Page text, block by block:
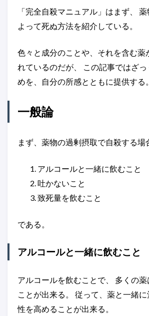
「完全自殺マニュアル」はまず、
よって死ぬ方法を紹介している。
色々と成分のことや、それを含む薬
れているのだが、 この記事ではざっ
めを、自分の所感とともに提供する。
一般論
まず、薬物の過剰摂取で自殺する場
アルコールと一緒に飲むこと
吐かないこと
致死量を飲むこと
である。
アルコールと一緒に飲むこと
アルコールを飲むことで、 多くの
ことが出来る。 従って、薬と一緒
性を高めることが出来る。